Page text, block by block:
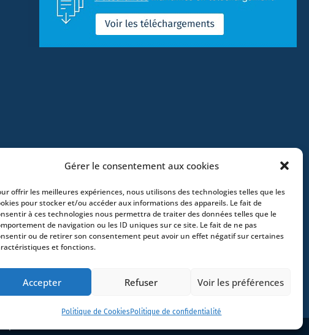
Gérer le consentement aux cookies
offrir les meilleures expériences, nous utilisons des technologies telles que les
pour stocker et/ou accéder aux informations des appareils. Le fait de
à ces technologies nous permettra de traiter des données telles que le
de navigation ou les ID uniques sur ce site. Le fait de ne pas
ou de retirer son consentement peut avoir un effet négatif sur certaines
et fonctions.
Accepter Refuser Voir les préférences
Politique de Cookies Politique de confidentialité
Havre – France –+33 (0)2 35 22 18 88
3 boulevard
– France -+33 (0)5 40 25 69 11
Greece